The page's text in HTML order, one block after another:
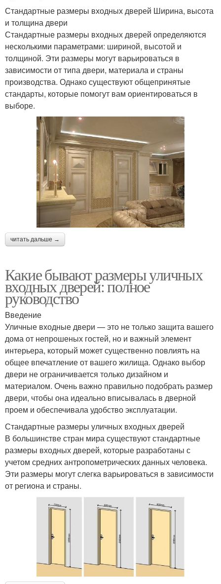
Стандартные размеры входных дверей Ширина, высота
и толщина двери
Стандартные размеры входных дверей определяются
несколькими параметрами: шириной, высотой и
толщиной. Эти размеры могут варьироваться в
зависимости от типа двери, материала и страны
производства. Однако существуют общепринятые
стандарты, которые помогут вам ориентироваться в
выборе.
читать дальше →
Какие бывают размеры уличных
входных дверей: полное
руководство
Введение
Уличные входные двери — это не только защита вашего
дома от непрошеных гостей, но и важный элемент
интерьера, который может существенно повлиять на
общее впечатление от вашего жилища. Однако выбор
двери не ограничивается только дизайном и
материалом. Очень важно правильно подобрать размер
двери, чтобы она идеально вписывалась в дверной
проем и обеспечивала удобство эксплуатации.
Стандартные размеры уличных входных дверей
В большинстве стран мира существуют стандартные
размеры входных дверей, которые разработаны с
учетом средних антропометрических данных человека.
Эти размеры могут слегка варьироваться в зависимости
от региона и страны.